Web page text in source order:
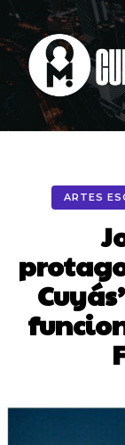
ARTES